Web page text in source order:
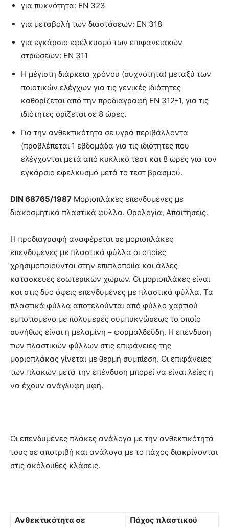
για πυκνότητα: ΕΝ 323
για μεταβολή των διαστάσεων: ΕΝ 318
για εγκάρσιο εφελκυσμό των επιφανειακών
στρώσεων: ΕΝ 311
Η μέγιστη διάρκεια χρόνου (συχνότητα) μεταξύ των
ποιοτικών ελέγχων για τις γενικές ιδιότητες
καθορίζεται από την προδιαγραφή ΕΝ 312-1, για τις
ιδιότητες ορίζεται σε 8 ώρες.
Για την ανθεκτικότητα σε υγρά περιβάλλοντα
(προβλέπεται 1 εβδομάδα για τις ιδιότητες που
ελέγχονται µετά από κυκλικό τεστ και 8 ώρες για τον
εγκάρσιο εφελκυσμό μετά το τεστ βρασμού.
DIN 68765/1987 Μοριοπλάκες επενδυμένες µε
διακοσμητικά πλαστικά φύλλα. Ορολογία, Απαιτήσεις.
Η προδιαγραφή αναφέρεται σε µοριοπλάκες
επενδυμένες µε πλαστικά φύλλα οι οποίες
χρησιμοποιούνται στην επιπλοποιία και άλλες
κατασκευές εσωτερικών χώρων. Οι µοριοπλάκες είναι
και στις δύο όψεις επενδυμένες µε πλαστικά φύλλα. Τα
πλαστικά φύλλα αποτελούνται από φύλλο χαρτιού
εμποτισμένο µε πολυμερές συμπυκνώσεως το οποίο
συνήθως είναι η µελαµίνη – φορμαλδεΰδη. Η επένδυση
των πλαστικών φύλλων στις επιφάνειες της
µοριοπλάκας γίνεται µε θερμή συμπίεση. Οι επιφάνειες
των πλακών μετά την επένδυση μπορεί να είναι λείες ή
να έχουν ανάγλυφη υφή.
Οι επενδυμένες πλάκες ανάλογα µε την ανθεκτικότητά
τους σε αποτριβή και ανάλογα µε το πάχος διακρίνονται
στις ακόλουθες κλάσεις.
Ανθεκτικότητα σε
Πάχος πλαστικού